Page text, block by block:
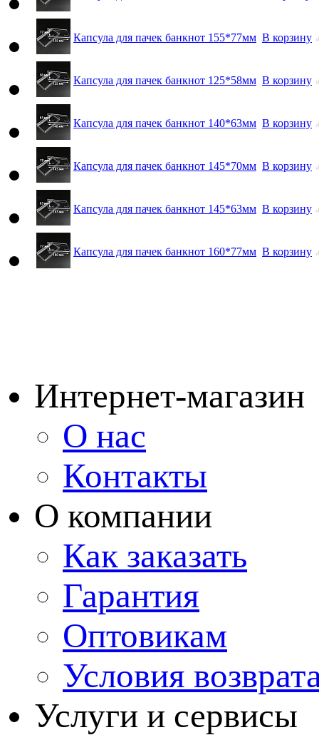
Капсула для пачек банкнот 155*77мм В корзину
Капсула для пачек банкнот 125*58мм В корзину
Капсула для пачек банкнот 140*63мм В корзину
Капсула для пачек банкнот 145*70мм В корзину
Капсула для пачек банкнот 145*63мм В корзину
Капсула для пачек банкнот 160*77мм В корзину
Интернет-магазин
О нас
Контакты
О компании
Как заказать
Гарантия
Оптовикам
Условия
Услуги и сервисы